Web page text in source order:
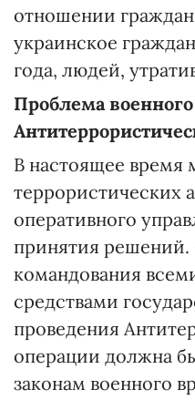
отношении
украинское
года, людей,
Проблема
В настоящее время
террористических
оперативного
принятия решений.
командования
средствами
проведения
операции должна
законам военного